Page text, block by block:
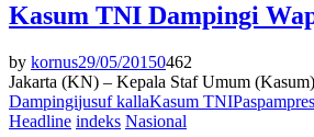
Kasum TNI Dampingi
by kornus29/05/20150462
Jakarta (KN) – Kepala Staf Umum
Dampingijusuf kallaKasum TNIPaspampres
Headline indeks Nasional